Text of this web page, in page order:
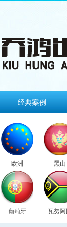
经典案例
欧洲 黑山
葡萄牙 瓦努阿